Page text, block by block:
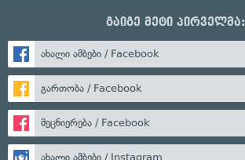
გაიგე მეტი პირველმა:
ახალი ამბები / Facebook
გართობა / Facebook
მეცნიერება / Facebook
ახალი ამბები / Instagram